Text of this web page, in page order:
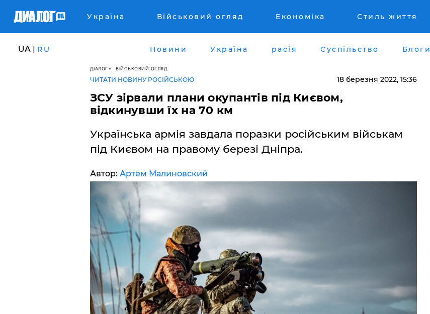
Україна Військовий огляд Економіка Стиль життя
UA | RU Новини Україна расія Суспільство Блоги
ДІАЛОГ ВІЙСЬКОВИЙ ОГЛЯД
ЧИТАТИ НОВИНУ РОСІЙСЬКОЮ 18 березня 2022, 15:36
ЗСУ зірвали плани окупантів під Києвом,
відкинувши їх на 70 км
Українська армія завдала поразки російським військам
під Києвом на правому березі Дніпра.
Автор: Артем Малиновский